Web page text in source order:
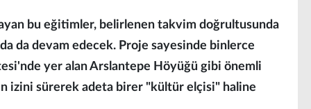
bu eğitimler, belirlenen takvim doğrultusunda
da devam edecek. Proje sayesinde binlerce
yer alan Arslantepe Höyüğü gibi önemli
izini sürerek adeta birer "kültür elçisi" haline